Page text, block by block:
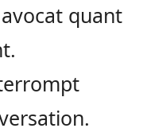
quant